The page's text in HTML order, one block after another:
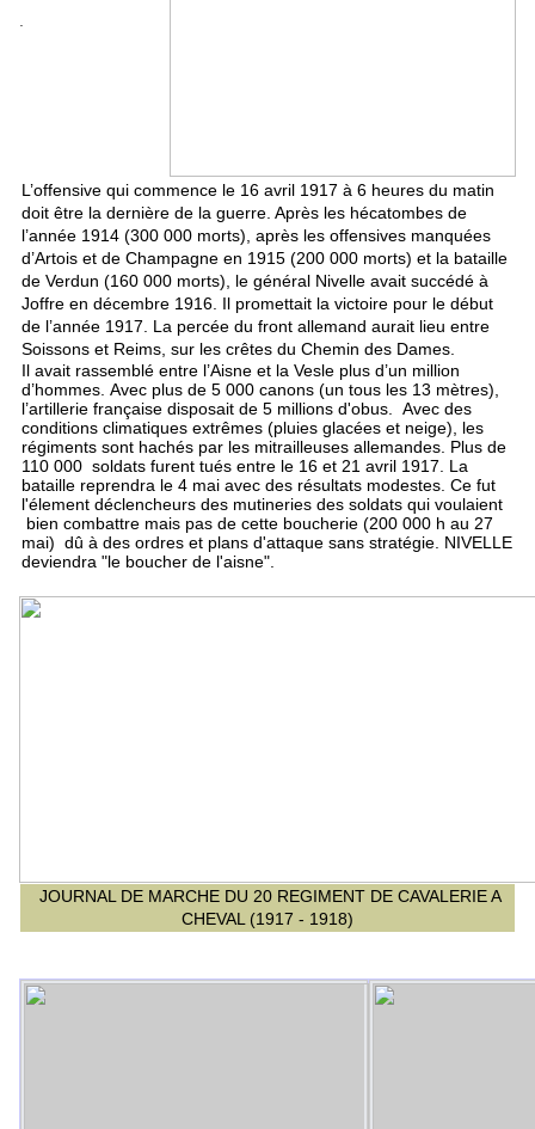
L’offensive qui commence le 16 avril 1917 à 6 heures du matin
doit être la dernière de la guerre. Après les hécatombes de
l’année 1914 (300 000 morts), après les offensives manquées
d’Artois et de Champagne en 1915 (200 000 morts) et la bataille
de Verdun (160 000 morts), le général Nivelle avait succédé à
Joffre en décembre 1916. Il promettait la victoire pour le début
de l’année 1917. La percée du front allemand aurait lieu entre
Soissons et Reims, sur les crêtes du Chemin des Dames.
Il avait rassemblé entre l’Aisne et la Vesle plus d’un million
d’hommes. Avec plus de 5 000 canons (un tous les 13 mètres),
l’artillerie française disposait de 5 millions d'obus. Avec des
conditions climatiques extrêmes (pluies glacées et neige), les
régiments sont hachés par les mitrailleuses allemandes. Plus de
110 000 soldats furent tués entre le 16 et 21 avril 1917. La
bataille reprendra le 4 mai avec des résultats modestes. Ce fut
l'élement déclencheurs des mutineries des soldats qui voulaient
bien combattre mais pas de cette boucherie (200 000 h au 27
mai) dû à des ordres et plans d'attaque sans stratégie. NIVELLE
deviendra "le boucher de l'aisne".
JOURNAL DE MARCHE DU 20 REGIMENT DE CAVALERIE A
CHEVAL (1917 - 1918)